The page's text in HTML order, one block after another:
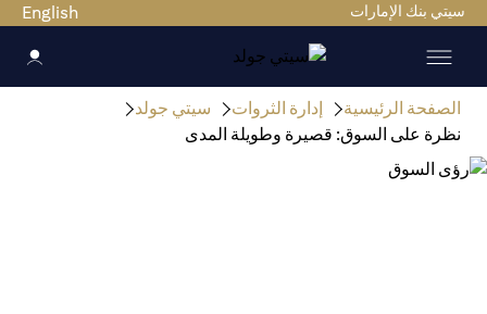
سيتي بنك الإمارات English
الصفحة الرئيسية إدارة الثروات
سيتي جولد
نظرة على السوق: قصيرة وطويلة المدى